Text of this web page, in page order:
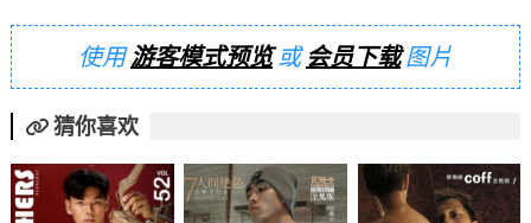
使用游客模式预览或会员下载图片
猜你喜欢